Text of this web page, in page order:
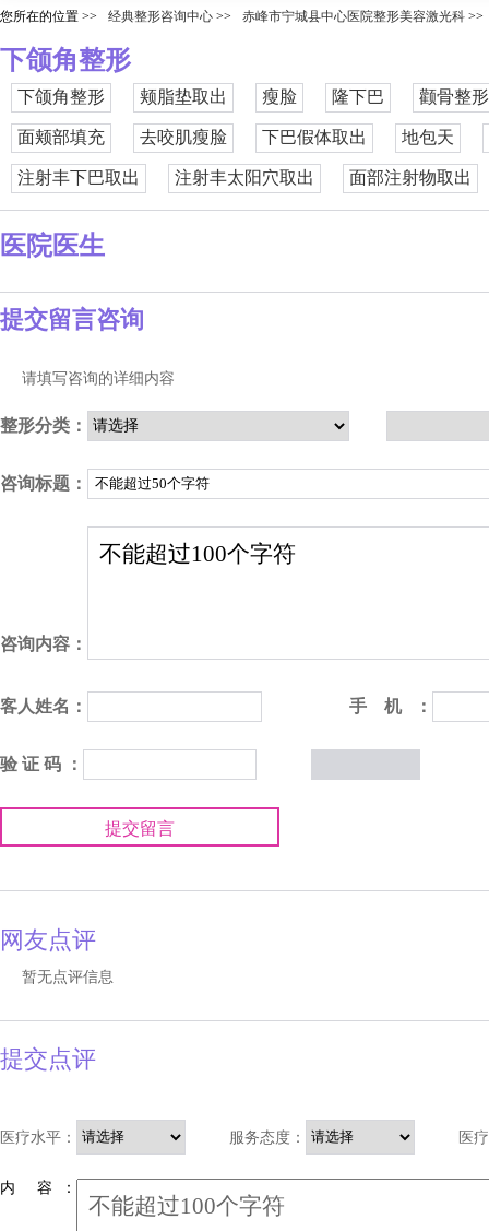
您所在的位置 >> 经典整形咨询中心 >> 赤峰市宁城县中心医院整形美容激光科 >>
下颌角整形
下颌角整形 颊脂垫取出 瘦脸 隆下巴 颧骨整形
面颊部填充 去咬肌瘦脸 下巴假体取出 地包天
注射丰下巴取出 注射丰太阳穴取出 面部注射物取出
医院医生
提交留言咨询
请填写咨询的详细内容
整形分类：
咨询标题：
咨询内容：
客人姓名： 手 机 ：
验 证 码 ：
提交留言
网友点评
暂无点评信息
提交点评
医疗水平： 服务态度： 医
内 容 ：